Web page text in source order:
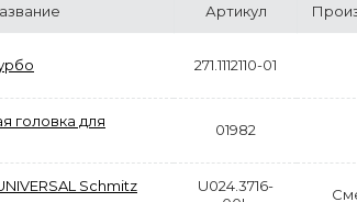
Артикул
271.1112110-01
головка для
01982
Schmitz
U024.3716-